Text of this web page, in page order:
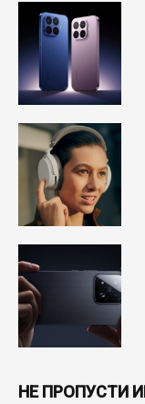
НЕ ПРОПУСТИ